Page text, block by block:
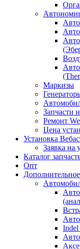
Маркизы
Запчасти
Ремонт
Цена
Установка
Заявка на
Каталог
Опт
Indel